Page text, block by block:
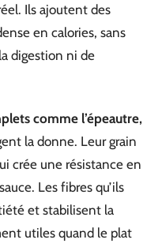
Ils ajoutent des
en calories, sans
digestion ni de
comme l’épeautre,
la donne. Leur grain
crée une résistance en
Les fibres qu’ils
et stabilisent la
utiles quand le plat